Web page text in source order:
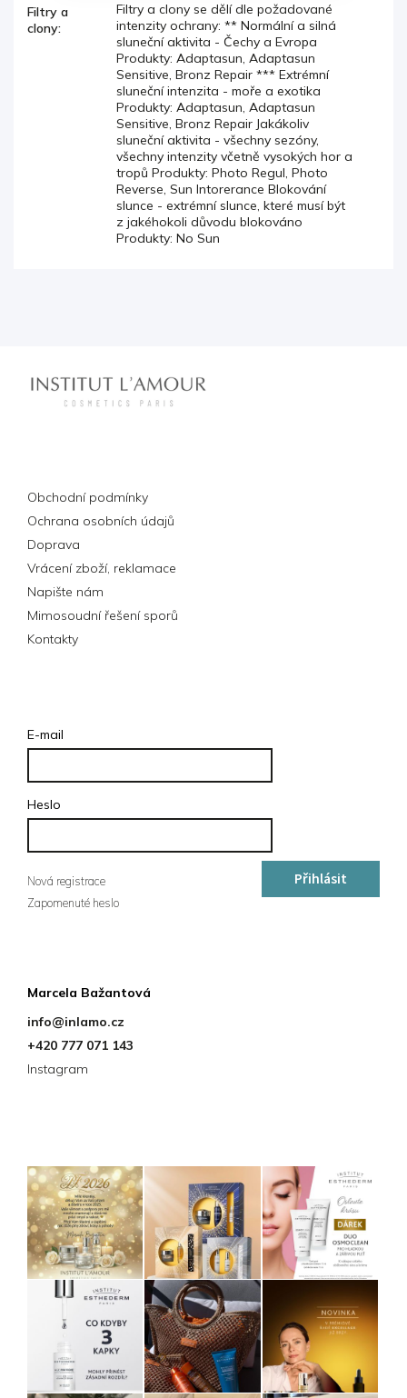
Filtry a
clony:
Filtry a clony se dělí dle požadované
intenzity ochrany: ** Normální a silná
sluneční aktivita - Čechy a Evropa
Produkty: Adaptasun, Adaptasun
Sensitive, Bronz Repair *** Extrémní
sluneční intenzita - moře a exotika
Produkty: Adaptasun, Adaptasun
Sensitive, Bronz Repair Jakákoliv
sluneční aktivita - všechny sezóny,
všechny intenzity včetně vysokých hor a
tropů Produkty: Photo Regul, Photo
Reverse, Sun Intorerance Blokování
slunce - extrémní slunce, které musí být
z jakéhokoli důvodu blokováno
Produkty: No Sun
Obchodní podmínky
Ochrana osobních údajů
Doprava
Vrácení zboží, reklamace
Napište nám
Mimosoudní řešení sporů
Kontakty
E-mail
Heslo
Přihlásit
Nová registrace
Zapomenuté heslo
Marcela Bažantová
info@inlamo.cz
+420 777 071 143
Instagram